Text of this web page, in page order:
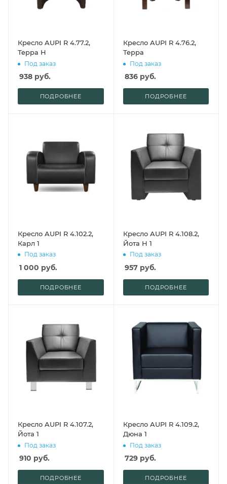
Кресло AUPI R 4.77.2,
Терра Н
Под заказ
938 руб.
ПОДРОБНЕЕ
Кресло AUPI R 4.76.2,
Терра
Под заказ
836руб.
ПОДРОБНЕЕ
Кресло AUPI R 4.102.2,
Карл 1
Под заказ
1 000 руб.
ПОДРОБНЕЕ
Кресло AUPI R 4.108.2,
Йота Н 1
Под заказ
957руб.
ПОДРОБНЕЕ
Кресло AUPI R 4.107.2,
Йота 1
Под заказ
910 руб.
ПОДРОБНЕЕ
Кресло AUPI R 4.109.2,
Дюна 1
Под заказ
729руб.
ПОДРОБНЕЕ